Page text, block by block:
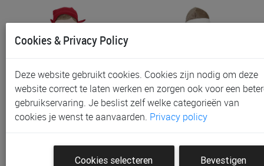
Pop Little Dutch
Knuffelpop Hollandse R…
Pop Little Dutch
Knuffelpop Jake
Cookies & Privacy Policy
Deze website gebruikt cookies. Cookies zijn nodig om deze
website correct te laten werken en zorgen ook voor een
gebruikservaring. Je beslist zelf welke categorieën van
cookies je wenst te aanvaarden. Privacy policy
Cookies selecteren Bevestigen